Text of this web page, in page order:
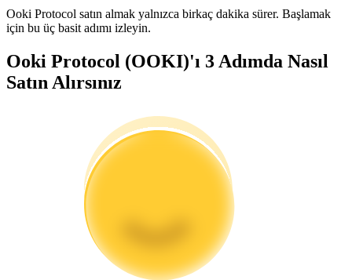
Bilgi
Ticaret bilgileri vb. dahil olmak üzere büyük veri analizi.
Vadeli İşlemler Başlangıç Kılavuzu
Ooki Protocol satın almak yalnızca birkaç dakika sürer. Başlamak
için bu üç basit adımı izleyin.
Ooki Protocol (OOKI)'ı 3 Adımda Nasıl
Satın Alırsınız